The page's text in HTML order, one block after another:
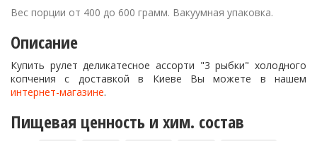
Вес порции от 400 до 600 грамм. Вакуумная упаковка.
Описание
Купить рулет деликатесное ассорти "3 рыбки" холодного
копчения с доставкой в Киеве Вы можете в нашем
интернет-магазине.
Пищевая ценность и хим. состав